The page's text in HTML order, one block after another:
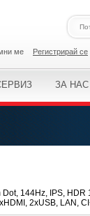
ме Регистрирай се
ЗА НАС
144Hz, IPS, HDR
2xUSB, LAN,